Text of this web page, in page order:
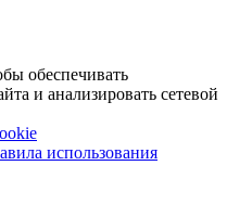
обеспечивать
и анализировать сетевой
использования